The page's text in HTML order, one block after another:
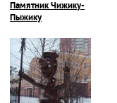
Памятник Чижику-
Пыжику